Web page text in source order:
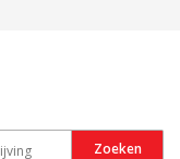
Zoeken